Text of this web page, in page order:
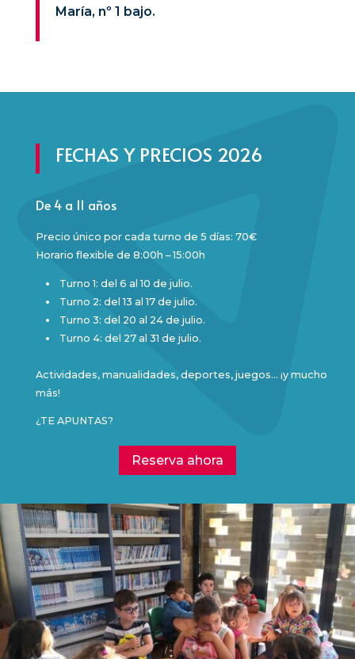
María, nº 1 bajo.
FECHAS Y PRECIOS 2026
De 4 a 11 años
Precio único por cada turno de 5 días: 70€
Horario flexible de 8:00h – 15:00h
Turno 1: del 6 al 10 de julio.
Turno 2: del 13 al 17 de julio.
Turno 3: del 20 al 24 de julio.
Turno 4: del 27 al 31 de julio.
Actividades, manualidades, deportes, juegos… ¡y mucho
más!
¿TE APUNTAS?
Reserva ahora